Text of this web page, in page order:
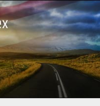
For Traders Forex Analytics